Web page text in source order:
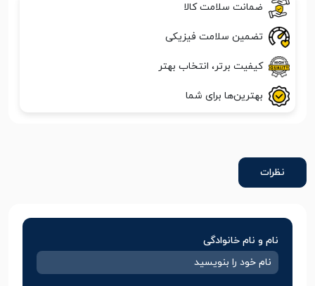
ضمانت سلامت کالا
تضمین سلامت فیزیکی
کیفیت برتر، انتخاب بهتر
بهترین‌ها برای شما
نظرات
نام و نام خانوادگی